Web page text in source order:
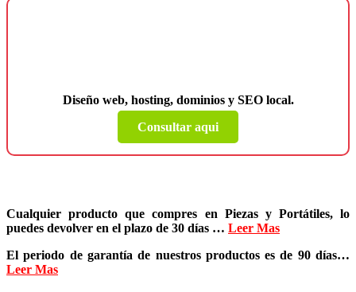
Diseño web, hosting, dominios y SEO local.
Consultar aqui
Cualquier producto que compres en Piezas y Portátiles, lo
puedes devolver en el plazo de 30 días … Leer Mas
El periodo de garantía de nuestros productos es de 90 días…
Leer Mas